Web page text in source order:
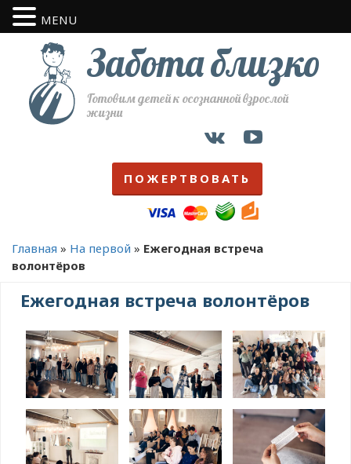
Забота близко
Готовим детей к осознанной взрослой
жизни
ПОЖЕРТВОВАТЬ
Главная » На первой » Ежегодная встреча
волонтёров
Ежегодная встреча волонтёров
MENU